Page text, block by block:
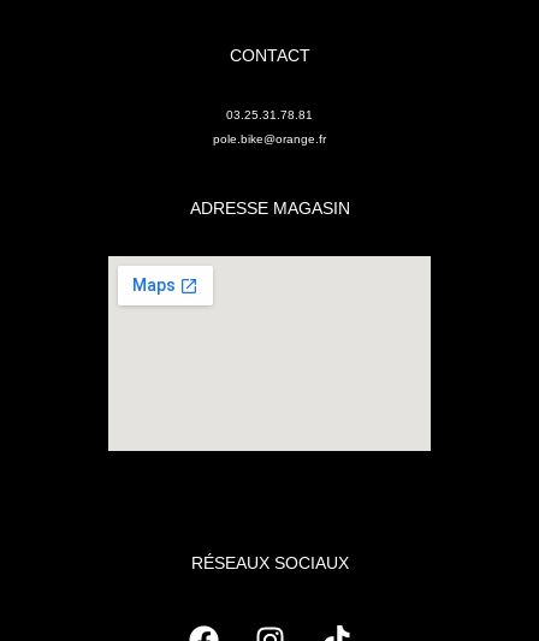
CONTACT
03.25.31.78.81
pole.bike@orange.fr
ADRESSE MAGASIN
RÉSEAUX SOCIAUX